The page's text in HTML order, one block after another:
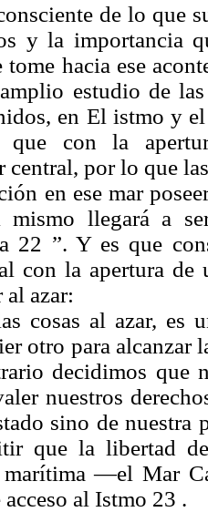
de lo que
y la importancia
tome hacia ese
estudio de
en El istmo y
que con la
central, por lo que
en ese mar
llegará a
22 ”. Y es que
con la apertura
azar:
cosas al azar, es
otro para alcanzar
decidimos que
nuestros
sino de nuestra
que la libertad
—el Mar
acceso al Istmo 23 .